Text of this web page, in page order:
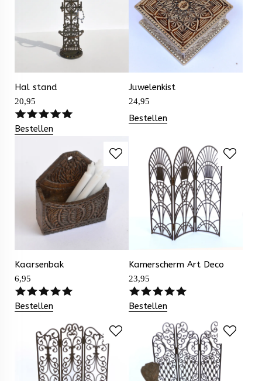
Hal stand
20,95
Bestellen
Juwelenkist
24,95
Bestellen
Kaarsenbak
6,95
Bestellen
Kamerscherm Art Deco
23,95
Bestellen